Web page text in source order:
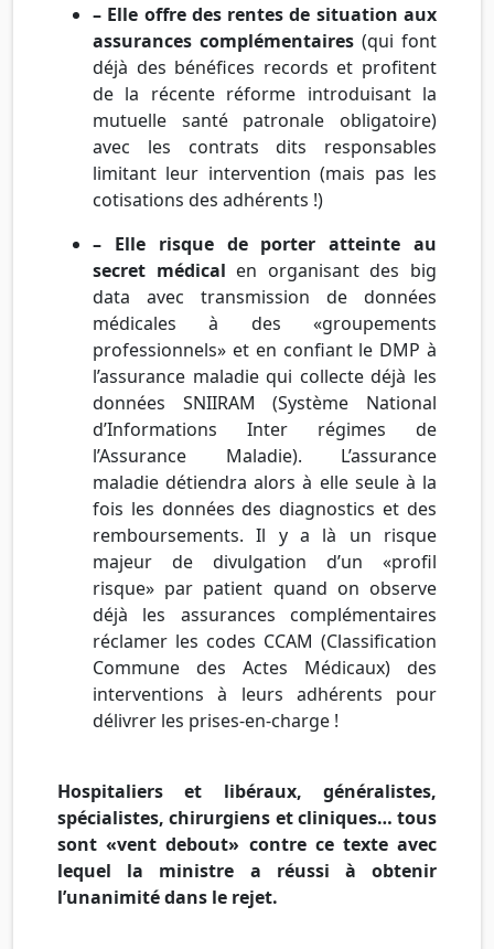
– Elle offre des rentes de situation aux
assurances complémentaires (qui font
déjà des bénéfices records et profitent
de la récente réforme introduisant la
mutuelle santé patronale obligatoire)
avec les contrats dits responsables
limitant leur intervention (mais pas les
cotisations des adhérents !)
– Elle risque de porter atteinte au
secret médical en organisant des big
data avec transmission de données
médicales à des «groupements
professionnels» et en confiant le DMP à
l’assurance maladie qui collecte déjà les
données SNIIRAM (Système National
d’Informations Inter régimes de
l’Assurance Maladie). L’assurance
maladie détiendra alors à elle seule à la
fois les données des diagnostics et des
remboursements. Il y a là un risque
majeur de divulgation d’un «profil
risque» par patient quand on observe
déjà les assurances complémentaires
réclamer les codes CCAM (Classification
Commune des Actes Médicaux) des
interventions à leurs adhérents pour
délivrer les prises-en-charge !
Hospitaliers et libéraux, généralistes,
spécialistes, chirurgiens et cliniques… tous
sont «vent debout» contre ce texte avec
lequel la ministre a réussi à obtenir
l’unanimité dans le rejet.